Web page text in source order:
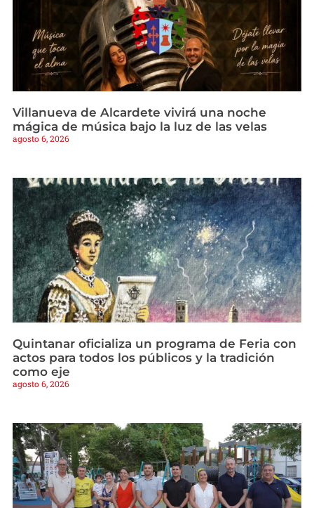
Villanueva de Alcardete vivirá una noche
mágica de música bajo la luz de las velas
agosto 6, 2026
Quintanar oficializa un programa de Feria con
actos para todos los públicos y la tradición
como eje
agosto 6, 2026